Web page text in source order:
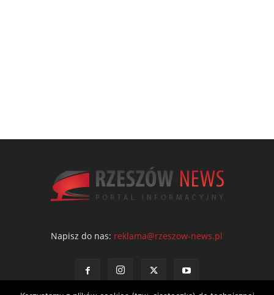
Napisz do nas: reklama@rzeszow-news.pl